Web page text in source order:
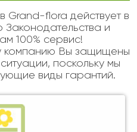
Grand-flora действует в
Законодательства и
100% сервис!
Вы защищены
поскольку мы
виды гарантий.